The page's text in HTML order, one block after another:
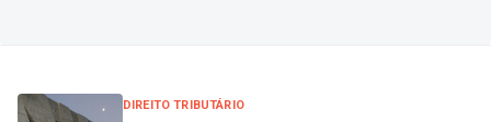
DIREITO TRIBUTÁRIO